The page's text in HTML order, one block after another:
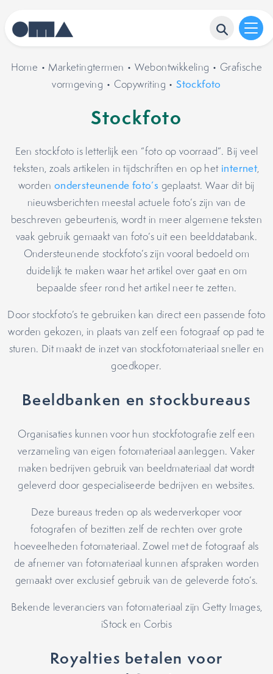
Home • Marketingtermen • Webontwikkeling • Grafische
vormgeving • Copywriting •Stockfoto
Stockfoto
Een stockfoto is letterlijk een “foto op voorraad”. Bij veel
teksten, zoals artikelen in tijdschriften en op het internet,
worden ondersteunende foto’s geplaatst. Waar dit bij
nieuwsberichten meestal actuele foto’s zijn van de
beschreven gebeurtenis, wordt in meer algemene teksten
vaak gebruik gemaakt van foto’s uit een beelddatabank.
Ondersteunende stockfoto’s zijn vooral bedoeld om
duidelijk te maken waar het artikel over gaat en om
bepaalde sfeer rond het artikel neer te zetten.
Door stockfoto’s te gebruiken kan direct een passende foto
worden gekozen, in plaats van zelf een fotograaf op pad te
sturen. Dit maakt de inzet van stockfotomateriaal sneller en
goedkoper.
Beeldbanken en stockbureaus
Organisaties kunnen voor hun stockfotografie zelf een
verzameling van eigen fotomateriaal aanleggen. Vaker
maken bedrijven gebruik van beeldmateriaal dat wordt
geleverd door gespecialiseerde bedrijven en websites.
Deze bureaus treden op als wederverkoper voor
fotografen of bezitten zelf de rechten over grote
hoeveelheden fotomateriaal. Zowel met de fotograaf als
de afnemer van fotomateriaal kunnen afspraken worden
gemaakt over exclusief gebruik van de geleverde foto’s.
Bekende leveranciers van fotomateriaal zijn Getty Images,
iStock en Corbis
Royalties betalen voor